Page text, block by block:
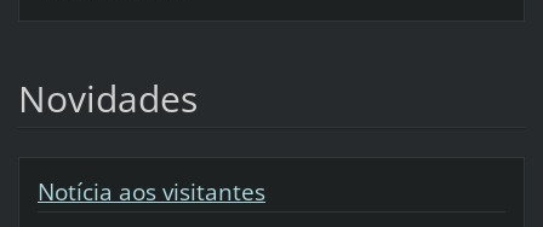
Novidades
Notícia aos visitantes